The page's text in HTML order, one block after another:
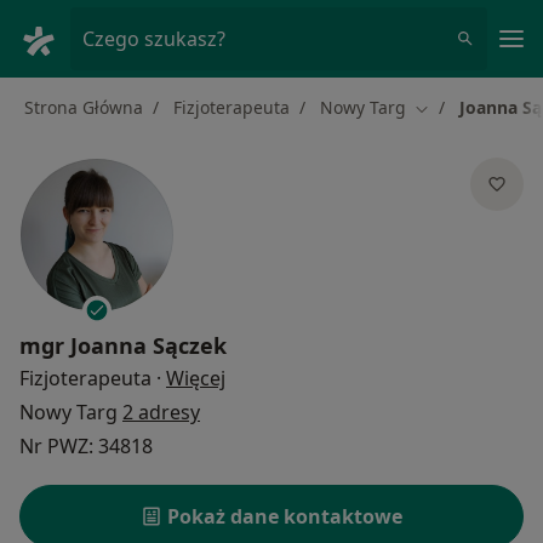
Czego szukasz?
Strona Główna Fizjoterapeuta Nowy Targ Zmień miasto
Joanna
mgr Joanna Sączek
Fizjoterapeuta · Więcej
Nowy Targ 2 adresy
Nr PWZ: 34818
Pokaż dane kontaktowe